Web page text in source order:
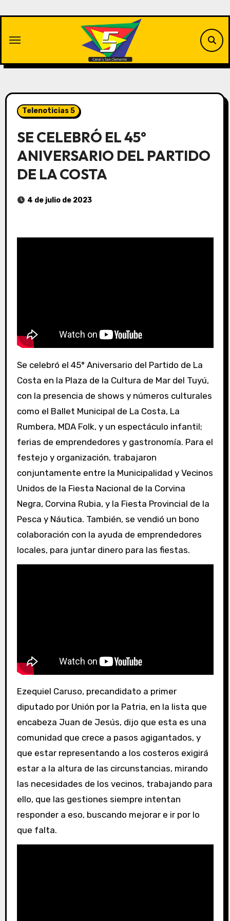
contenido
Telenoticias 5
SE CELEBRÓ EL 45°
ANIVERSARIO DEL PARTIDO
DE LA COSTA
4 de julio de 2023
Se celebró el 45° Aniversario del Partido de La
Costa en la Plaza de la Cultura de Mar del Tuyú,
con la presencia de shows y números culturales
como el Ballet Municipal de La Costa, La
Rumbera, MDA Folk, y un espectáculo infantil;
ferias de emprendedores y gastronomía. Para el
festejo y organización, trabajaron
conjuntamente entre la Municipalidad y Vecinos
Unidos de la Fiesta Nacional de la Corvina
Negra, Corvina Rubia, y la Fiesta Provincial de la
Pesca y Náutica. También, se vendió un bono
colaboración con la ayuda de emprendedores
locales, para juntar dinero para las fiestas.
Ezequiel Caruso, precandidato a primer
diputado por Unión por la Patria, en la lista que
encabeza Juan de Jesús, dijo que esta es una
comunidad que crece a pasos agigantados, y
que estar representando a los costeros exigirá
estar a la altura de las circunstancias, mirando
las necesidades de los vecinos, trabajando para
ello, que las gestiones siempre intentan
responder a eso, buscando mejorar e ir por lo
que falta.